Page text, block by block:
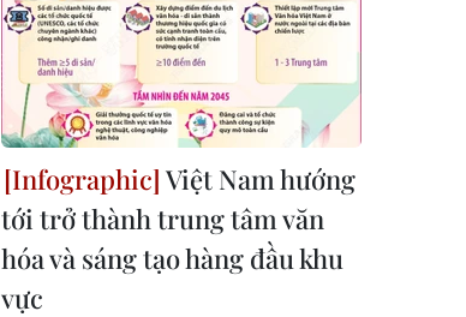
Việt Nam hướng
tới trở thành trung tâm văn
hóa và sáng tạo hàng đầu khu
vực